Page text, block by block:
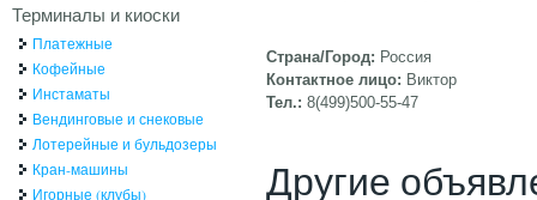
Страна/Город: Россия
Контактное лицо: Виктор
Тел.: 8(499)500-55-47
Другие
Терминалы и киоски
Платежные
Кофейные
Инстаматы
Вендинговые и снековые
Лотерейные и бульдозеры
Кран-машины
Игорные (клубы)